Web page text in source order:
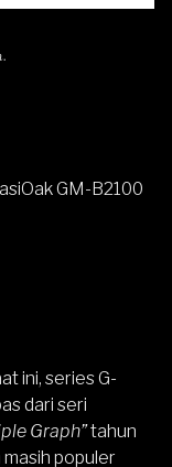
GM-B2100
ini, series G-
dari seri
Graph”tahun
populer